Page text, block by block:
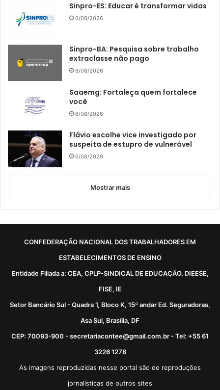
Sinpro-ES: Educar é transformar vidas
6/08/2026
Sinpro-BA: Pesquisa sobre trabalho
extraclasse não pago
6/08/2026
Saaemg: Fortaleça quem fortalece
você
6/08/2026
Flávio escolhe vice investigado por
suspeita de estupro de vulnerável
6/08/2026
Mostrar mais
CONFEDERAÇÃO NACIONAL DOS TRABALHADORES EM
ESTABELECIMENTOS DE ENSINO
Entidade Filiada a: CEA, CPLP-SINDICAL DE EDUCAÇÃO, DIEESE,
FISE, IE
Setor Bancário Sul - Quadra 1, Bloco K, 15º andar Ed. Seguradoras,
Asa Sul, Brasília, DF
CEP: 70093-900 - secretariacontee@gmail.com.br - Tel: +55 61
3226 1278
As imagens reproduzidas nesse portal são de reproduções
jornalísticas de outros sites